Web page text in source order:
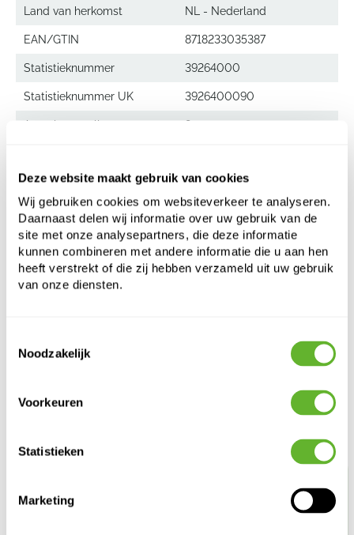
Deze website maakt gebruik van cookies
Wij gebruiken cookies om websiteverkeer te analyseren.
Daarnaast delen wij informatie over uw gebruik van de
site met onze analysepartners, die deze informatie
kunnen combineren met andere informatie die u aan hen
heeft verstrekt of die zij hebben verzameld uit uw gebruik
van onze diensten.
Noodzakelijk
Voorkeuren
Statistieken
Marketing
Land van herkomst NL - Nederland
EAN/GTIN 8718233035387
Statistieknummer 39264000
Statistieknummer UK 3926400090
Aantal per pallet 8
Cultuurpot
1500 ltr.
Hoogte:
100
Diameter:
155